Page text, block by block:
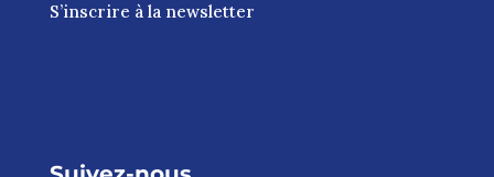
S’inscrire à la newsletter